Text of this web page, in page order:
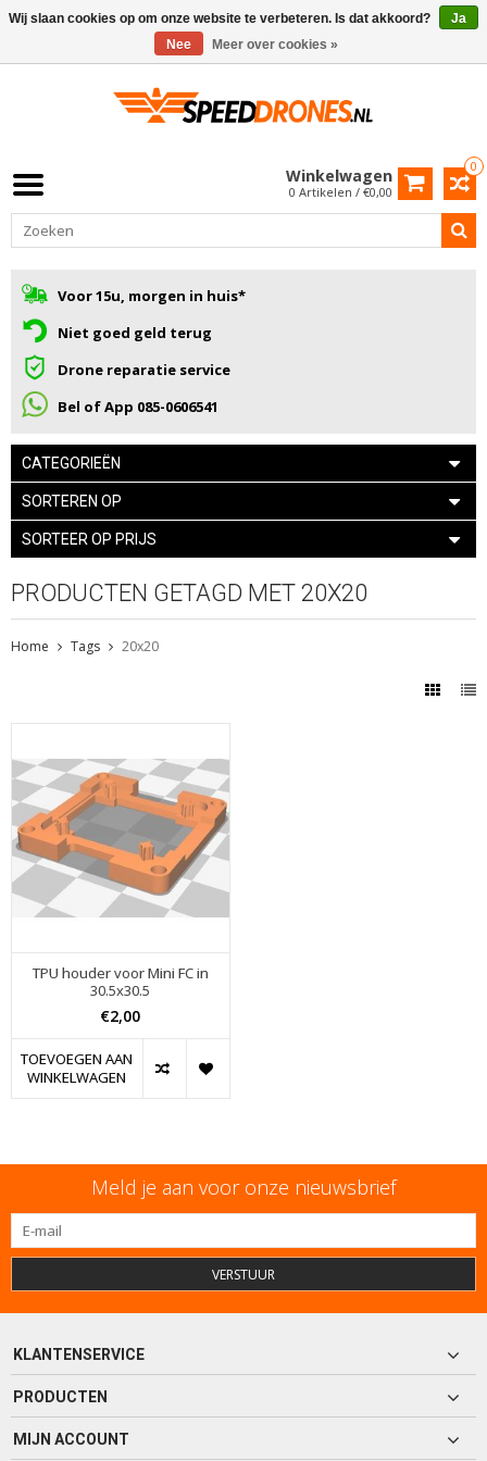
0
Winkelwagen
0 Artikelen / €0,00
Voor 15u, morgen in huis*
Niet goed geld terug
Drone reparatie service
Bel of App 085-0606541
CATEGORIEËN
SORTEREN OP
SORTEER OP PRIJS
PRODUCTEN GETAGD MET 20X20
Home Tags 20x20
TPU houder voor Mini FC in
30.5x30.5
€2,00
TOEVOEGEN AAN
WINKELWAGEN
Meld je aan voor onze nieuwsbrief
VERSTUUR
KLANTENSERVICE
PRODUCTEN
MIJN ACCOUNT
Wij slaan cookies op om onze website te verbeteren. Is dat akkoord?
Ja
Nee
Meer over cookies »